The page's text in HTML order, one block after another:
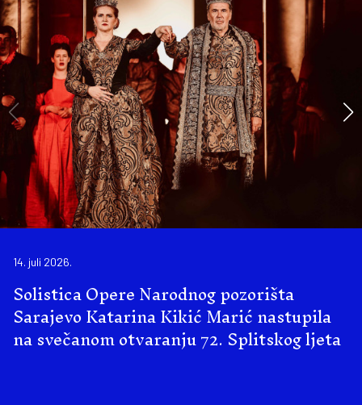
14. juli 2026.
Solistica Opere Narodnog pozorišta
Sarajevo Katarina Kikić Marić nastupila
na svečanom otvaranju 72. Splitskog ljeta